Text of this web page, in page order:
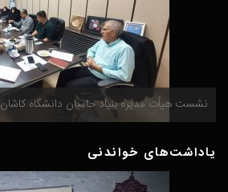
نشست هیأت مدیره بنیاد حامیان دانشگاه کاشان 25 خرداد 1405
یاداشت‌های خواندنی